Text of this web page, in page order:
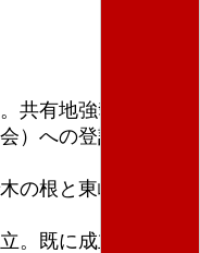
共有地強奪につな
）への登記変更、
の根と東峰の共有
。既に成立してい